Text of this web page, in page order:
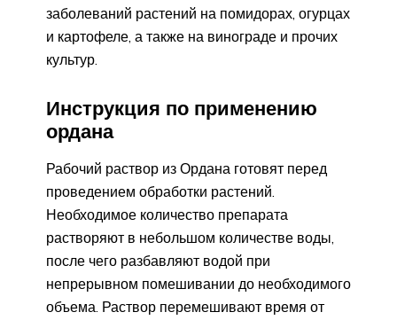
заболеваний растений на помидорах, огурцах
и картофеле, а также на винограде и прочих
культур.
Инструкция по применению
ордана
Рабочий раствор из Ордана готовят перед
проведением обработки растений.
Необходимое количество препарата
растворяют в небольшом количестве воды,
после чего разбавляют водой при
непрерывном помешивании до необходимого
объема. Раствор перемешивают время от